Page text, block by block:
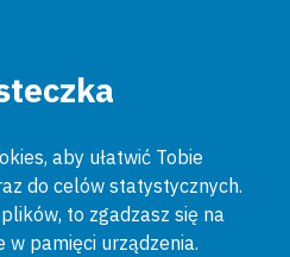
aby ułatwić Tobie
do celów statystycznych.
to zgadzasz się na
w pamięci urządzenia.